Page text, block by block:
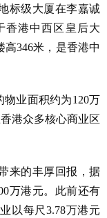
标级大厦在李嘉诚
香港中西区皇后大
346米，是香港中
物业面积约为120万
港众多核心商业区
来的丰厚回报，据
万港元。此前还有
以每尺3.78万港元